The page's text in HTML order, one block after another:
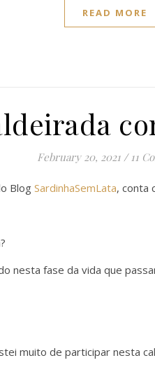
READ MORE
February 20, 2021 / 11
Blog SardinhaSemLata, conta
nesta fase da vida que
muito de participar nesta